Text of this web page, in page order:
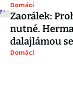
Domácí
Zaorálek:
nutné.
dalajlámou
Domácí